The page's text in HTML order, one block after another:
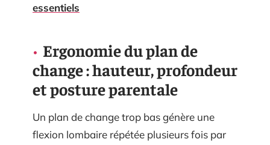
essentiels
Ergonomie du plan de
change : hauteur, profondeur
et posture parentale
Un plan de change trop bas génère une
flexion lombaire répétée plusieurs fois par